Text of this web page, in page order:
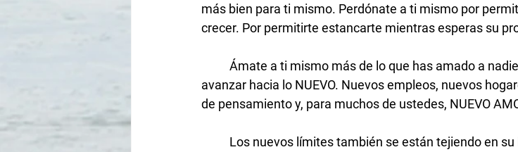
más bien para ti mismo. Perdónate a ti mismo por
crecer. Por permitirte estancarte mientras esperas su
avanzar hacia lo NUEVO. Nuevos empleos, nuevos
de pensamiento y, para muchos de ustedes, NUEVO